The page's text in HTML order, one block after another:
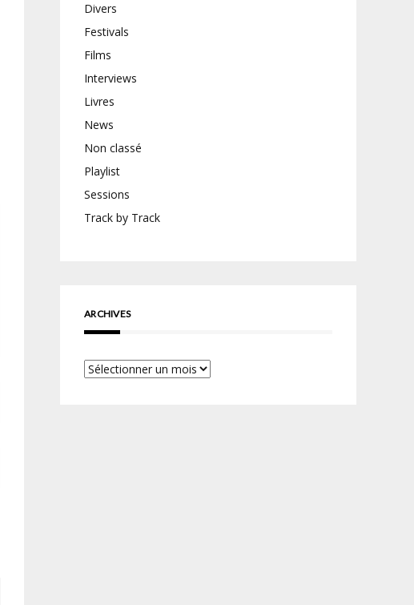
Divers
Festivals
Films
Interviews
Livres
News
Non classé
Playlist
Sessions
Track by Track
ARCHIVES
Archives